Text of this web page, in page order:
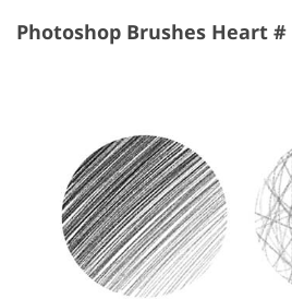
Photoshop Brushes Heart